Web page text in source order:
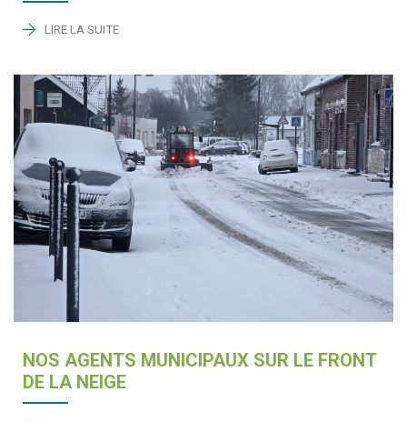
LIRE LA SUITE
NOS AGENTS MUNICIPAUX SUR LE FRONT
DE LA NEIGE